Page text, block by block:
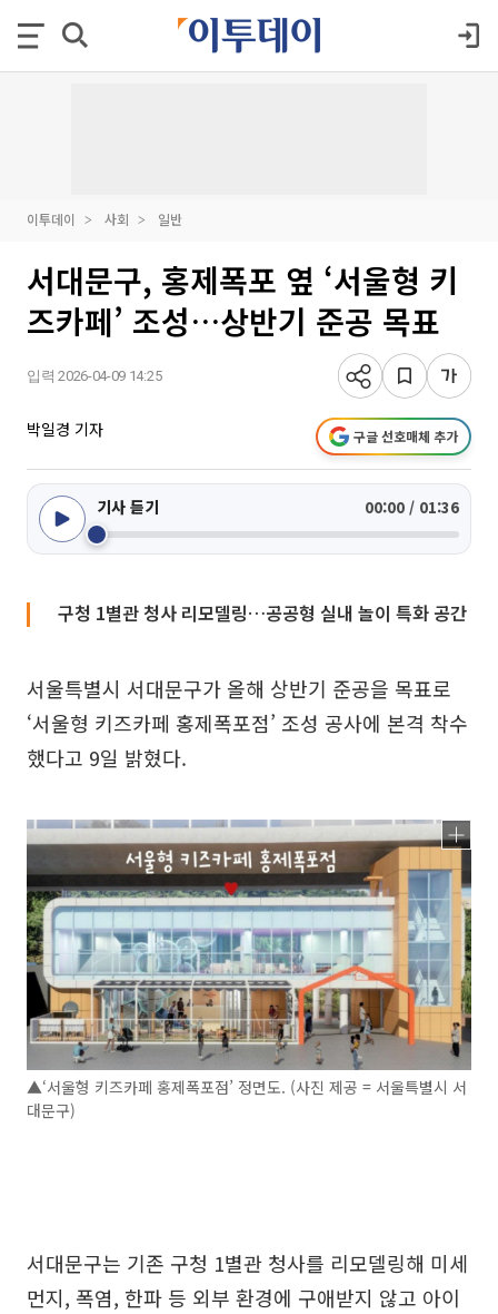
이투데이 사회 일반
서대문구, 홍제폭포 옆 ‘서울형 키
즈카페’ 조성…상반기 준공 목표
입력 2026-04-09 14:25
박일경 기자 구글 선호매체 추가
기사 듣기 00:00 / 01:36
구청 1별관 청사 리모델링…공공형 실내 놀이 특화 공간
서울특별시 서대문구가 올해 상반기 준공을 목표로
‘서울형 키즈카페 홍제폭포점’ 조성 공사에 본격 착수
했다고 9일 밝혔다.
▲‘서울형 키즈카페 홍제폭포점’ 정면도. (사진 제공 = 서울특별시 서
대문구)
서대문구는 기존 구청 1별관 청사를 리모델링해 미세
먼지, 폭염, 한파 등 외부 환경에 구애받지 않고 아이